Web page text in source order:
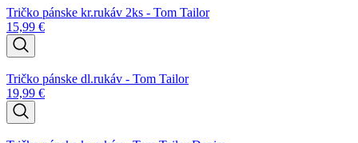
Tričko pánske kr.rukáv 2ks - Tom Tailor
15,99 €
Tričko pánske dl.rukáv - Tom Tailor
19,99 €